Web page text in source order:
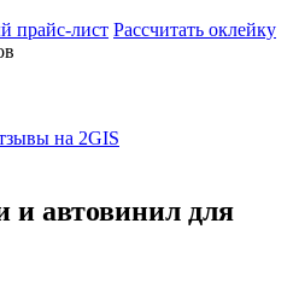
прайс-лист Рассчитать оклейку
автовинил для